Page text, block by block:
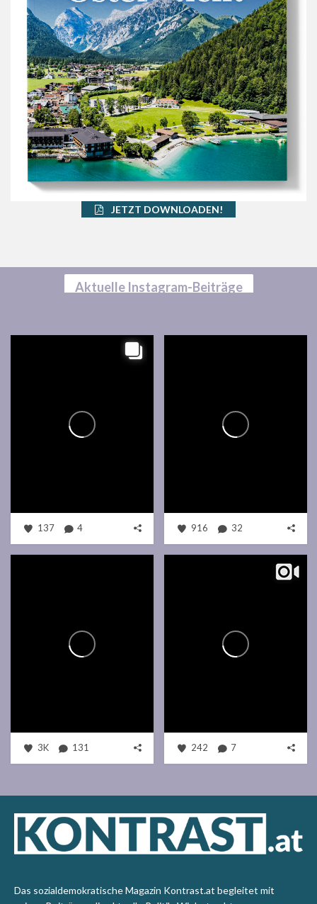
JETZT DOWNLOADEN!
Aktuelle Instagram-Beiträge
137 4 916 32
3K 131 242 7
Das sozialdemokratische Magazin Kontrast.at begleitet mit